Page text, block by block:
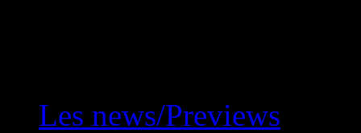
Les news/Previews